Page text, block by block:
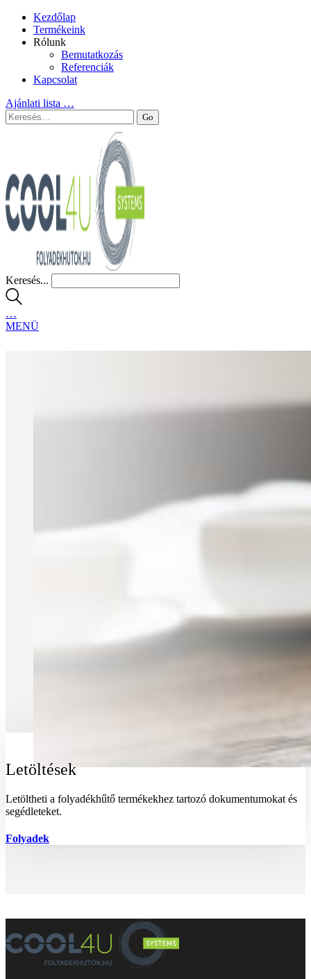
Kezdőlap
Termékeink
Rólunk
Bemutatkozás
Referenciák
Kapcsolat
Ajánlati lista …
Keresés...
…
MENÜ
Letöltések
Letöltheti a folyadékhűtő termékekhez tartozó dokumentumokat és
segédleteket.
Folyadek